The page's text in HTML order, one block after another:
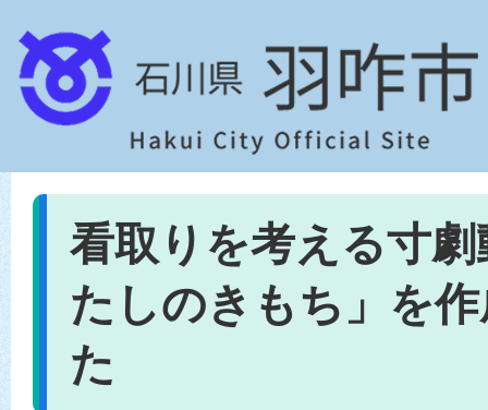
看取りを考える寸
たしのきもち」を
た